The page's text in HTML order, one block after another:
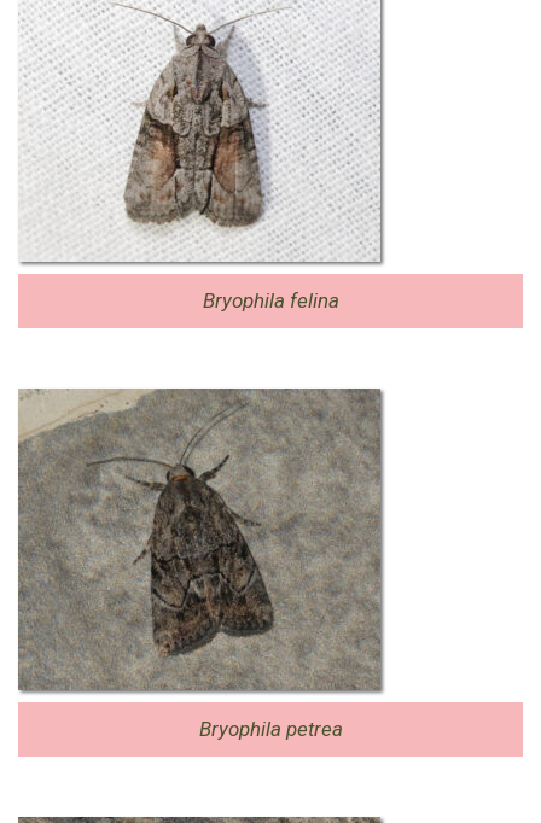
Bryophila felina
Bryophila petrea